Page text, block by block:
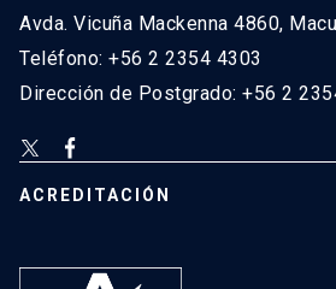
Avda. Vicuña Mackenna 4860,
Teléfono: +56 2 2354 4303
Dirección de Postgrado: +56 2
ACREDITACIÓN